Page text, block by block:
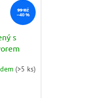
99 Kč
–40 %
s
40g
(>5 ks)